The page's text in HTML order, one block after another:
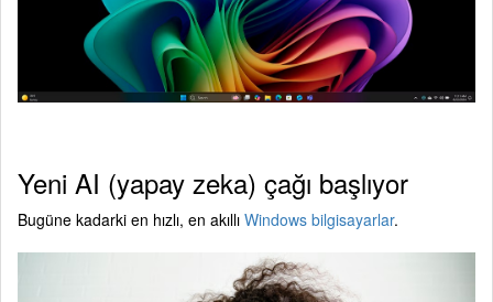
Yeni AI (yapay zeka) çağı başlıyor
Bugüne kadarki en hızlı, en akıllı Windows bilgisayarlar.